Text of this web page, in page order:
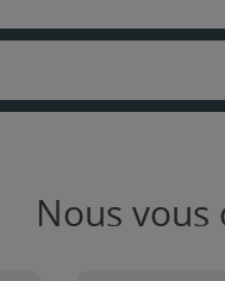
Nous vous